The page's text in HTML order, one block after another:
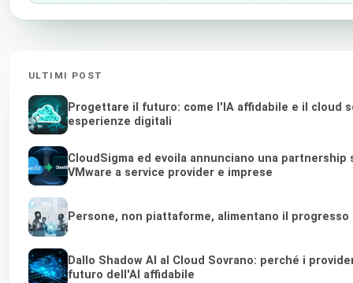
ULTIMI POST
Progettare il futuro: come l'IA affidabile e il cloud
esperienze digitali
CloudSigma ed evoila annunciano una
VMware a service provider e imprese
Persone, non piattaforme, alimentano il progresso
Dallo Shadow AI al Cloud Sovrano: perché i
futuro dell'AI affidabile